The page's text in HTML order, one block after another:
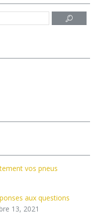
vos pneus
aux questions
13, 2021